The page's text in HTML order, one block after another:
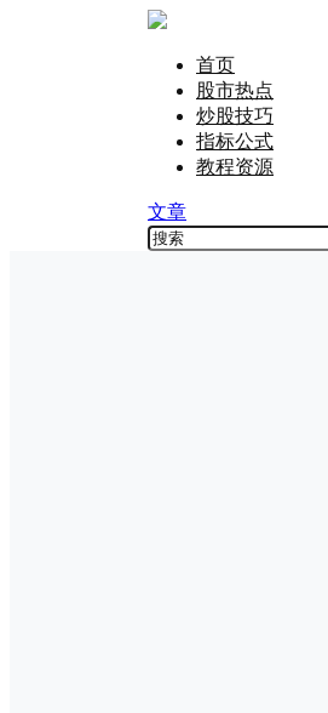
首页
股市热点
炒股技巧
指标公式
教程资源
文章